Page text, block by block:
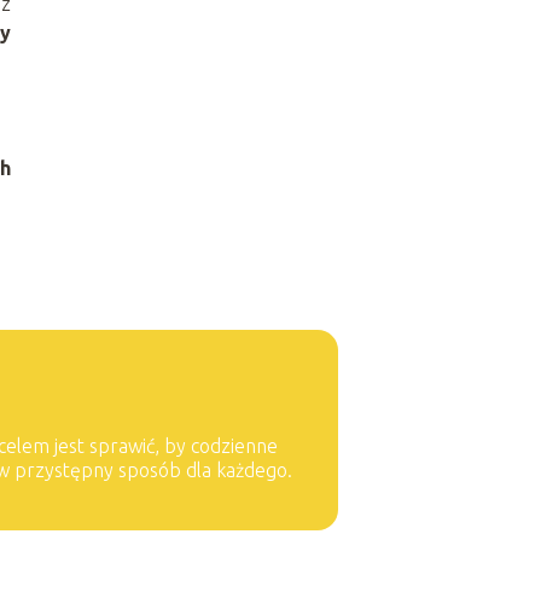
jest sprawić, by codzienne
przystępny sposób dla każdego.